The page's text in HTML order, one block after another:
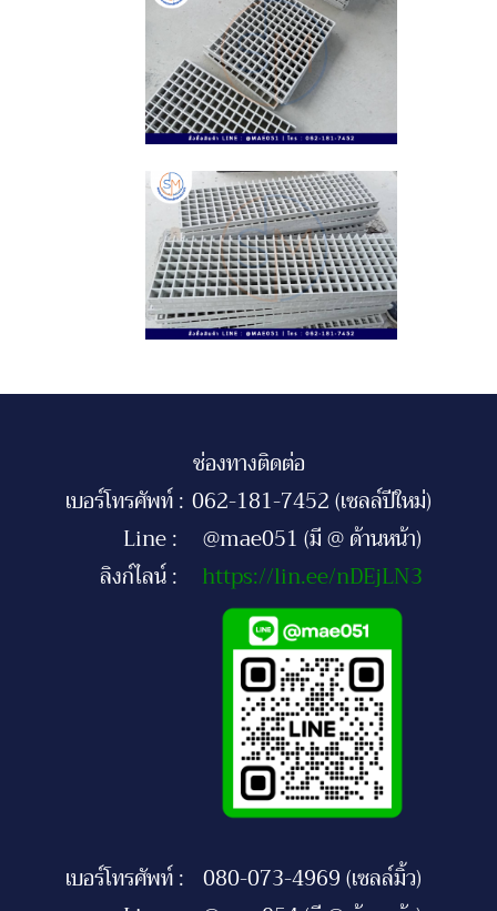
ช่องทางติดต่อ
เบอร์โทรศัพท์ : 062-181-7452 (เซลล์ปีใหม่)
Line :
@mae051 (มี @ ด้านหน้า)
ลิงก์ไลน์ :
https://lin.ee/nDEjLN3
เบอร์โทรศัพท์ : 080-073-4969 (เซลล์มิ้ว)